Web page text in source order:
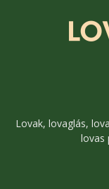
Lovak, lovaglás,
lovas